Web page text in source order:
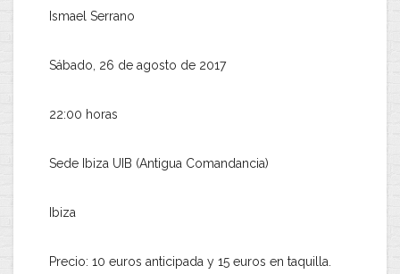
Ismael Serrano
Sábado, 26 de agosto de 2017
22:00 horas
Sede Ibiza UIB (Antigua Comandancia)
Ibiza
Precio: 10 euros anticipada y 15 euros en taquilla.